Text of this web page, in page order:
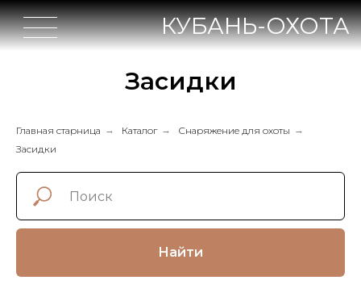
КУБАНЬ-ОХОТА
Засидки
Главная старница → Каталог → Снаряжение для охоты →
Засидки
Найти